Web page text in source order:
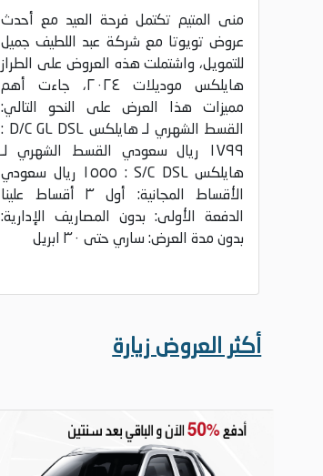
منى المتيم تكتمل فرحة العيد مع أحدث
عروض تويوتا مع شركة عبد اللطيف جميل
للتمويل، واشتملت هذه العروض على الطراز
هايلكس موديلات ٢٠٢٤، جاءت أهم
مميزات هذا العرض على النحو التالي:
القسط الشهري لـ هايلكس D/C GL DSL :
١٧٩٩ ريال سعودي القسط الشهري لـ
هايلكس S/C DSL : ١٥٥٥ ريال سعودي
الأقساط المجانية: أول ٣ أقساط علينا
الدفعة الأولى: بدون المصاريف الإدارية:
بدون مدة العرض: ساري حتى ٣٠ ابريل
أكثر العروض زيارة